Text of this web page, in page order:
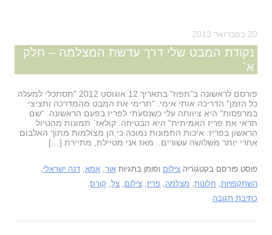
20 בפברואר 2013
נקודת המבט שלי דרך עדשת המצלמה – חלק
א`
פורסם לראשונה ב"תפוז" בתאריך 12 אוגוסט 2012 "תסתכלי למעלה
כל הזמן" הדריכה אותי אימי. "תרימי את המבט מהמדרכה ותציצי
במרפסות" היא ציוותה עלי כשנסעתי לפריז בפעם הראשונה. “שם
תראי את פריז האמיתית" היא הבטיחה. קולאז` תמונות מהטיול
הראשון בפריז. איכות התמונות נמוכה כי הן מצולמות מתוך האלבום
אחרי יותר משלושה עשורים.. מאז אני מטיילת, מתיירת […]
פוסט פורסם בקטגוריה צילום וסומן בתגיות אור, אמא, דנה ישראלי,
השתקפויות, חלונות, מצלמה, פריז, צילום, צל, קורס.
כתיבת תגובה